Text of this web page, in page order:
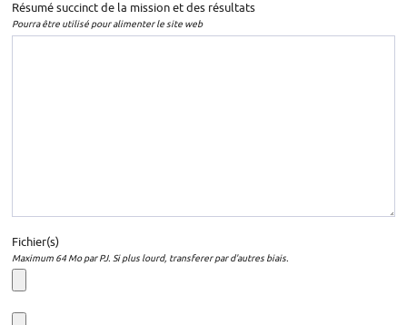
Résumé succinct de la mission et des résultats
Pourra être utilisé pour alimenter le site web
Fichier(s)
Maximum 64 Mo par PJ. Si plus lourd, transferer par d'autres biais.